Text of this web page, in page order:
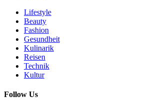
Lifestyle
Beauty
Fashion
Gesundheit
Kulinarik
Reisen
Technik
Kultur
Follow Us